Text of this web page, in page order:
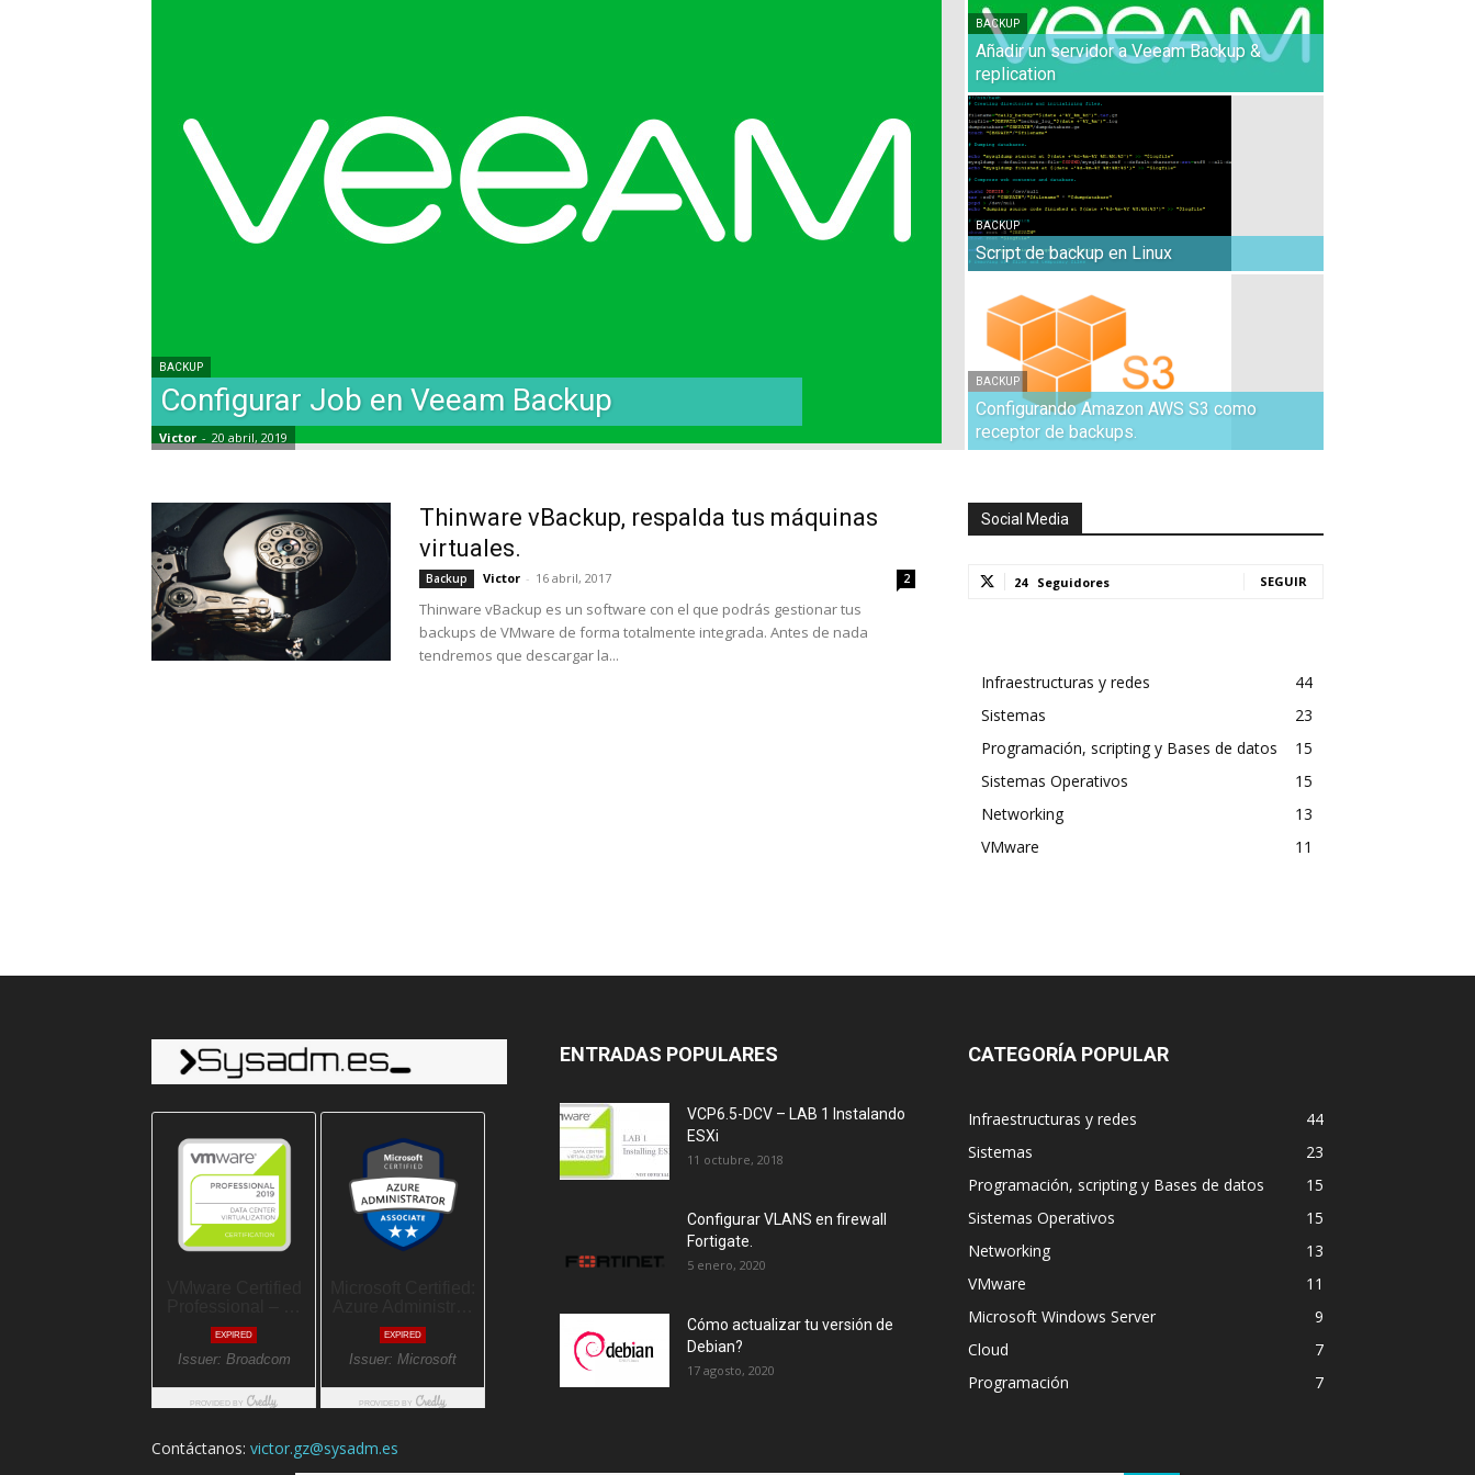
BACKUP
Configurar Job en Veeam Backup
Victor - 20 abril, 2019
BACKUP
Añadir un servidor a Veeam Backup &
replication
BACKUP
Script de backup en Linux
BACKUP
Configurando Amazon AWS S3 como
receptor de backups.
Thinware vBackup, respalda tus máquinas
virtuales.
Backup Victor - 16 abril, 2017 2
Thinware vBackup es un software con el que podrás gestionar tus
backups de VMware de forma totalmente integrada. Antes de nada
tendremos que descargar la...
Social Media
24 Seguidores SEGUIR
Infraestructuras y redes
44
Sistemas
23
Programación, scripting y Bases de datos
15
Sistemas Operativos
15
Networking
13
VMware
11
Contáctanos: victor.gz@sysadm.es
ENTRADAS POPULARES
VCP6.5-DCV – LAB 1 Instalando
ESXi
11 octubre, 2018
Configurar VLANS en firewall
Fortigate.
5 enero, 2020
Cómo actualizar tu versión de
Debian?
17 agosto, 2020
CATEGORÍA POPULAR
Infraestructuras y redes
44
Sistemas
23
Programación, scripting y Bases de datos
15
Sistemas Operativos
15
Networking
13
VMware
11
Microsoft Windows Server
9
Cloud
7
Programación
7